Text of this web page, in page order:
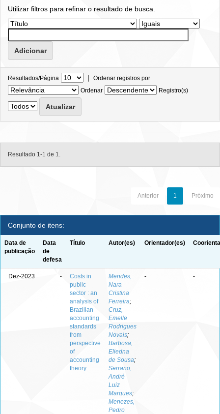
Utilizar filtros para refinar o resultado de busca.
Resultados/Página | Ordenar registros por
Ordenar
Registro(s)
Resultado 1-1 de 1.
Anterior 1 Próximo
Conjunto de itens:
Data de
publicação
Data
de
defesa
Título Autor(es) Orientador(es)
Dez-2023 -
Costs in
public
sector : an
analysis of
Brazilian
accounting
standards
from
perspective
of
accounting
theory
Mendes,
Nara
Cristina
Ferreira;
Cruz,
Emelle
Rodrigues
Novais;
Barbosa,
Eliedna
de Sousa;
Serrano,
André
Luiz
Marques;
Menezes,
Pedro
- -